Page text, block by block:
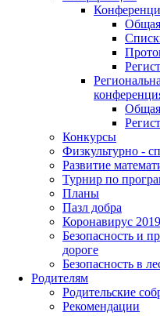
Конкурсы
Физкультурно -
Развитие
Турнир по
Планы
Пазл добра
Коронавирус
Безопасность и
дороге
Безопасность в
Родителям
Родительские
Рекомендации